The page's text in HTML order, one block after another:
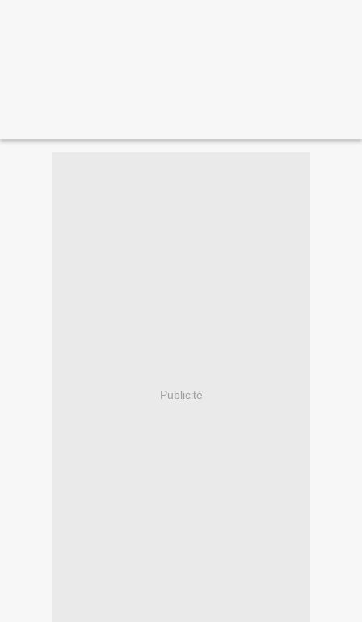
Publicité